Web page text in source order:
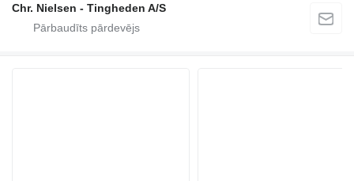
Chr. Nielsen - Tingheden A/S